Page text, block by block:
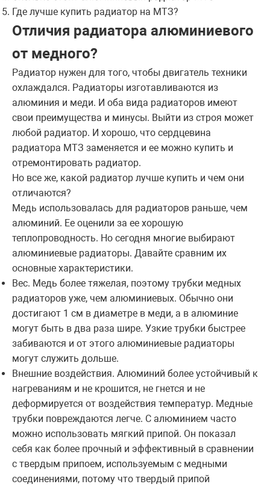
Где лучше купить радиатор на МТЗ?
Отличия радиатора алюминиевого
от медного?
Радиатор нужен для того, чтобы двигатель техники
охлаждался. Радиаторы изготавливаются из
алюминия и меди. И оба вида радиаторов имеют
свои преимущества и минусы. Выйти из строя может
любой радиатор. И хорошо, что сердцевина
радиатора МТЗ заменяется и ее можно купить и
отремонтировать радиатор.
Но все же, какой радиатор лучше купить и чем они
отличаются?
Медь использовалась для радиаторов раньше, чем
алюминий. Ее оценили за ее хорошую
теплопроводность. Но сегодня многие выбирают
алюминиевые радиаторы. Давайте сравним их
основные характеристики.
Вес. Медь более тяжелая, поэтому трубки медных
радиаторов уже, чем алюминиевых. Обычно они
достигают 1 см в диаметре в меди, а в алюминие
могут быть в два раза шире. Узкие трубки быстрее
забиваются и от этого алюминиевые радиаторы
могут служить дольше.
Внешние воздействия. Алюминий более устойчивый к
нагреваниям и не крошится, не гнется и не
деформируется от воздействия температур. Медные
трубки повреждаются легче. С алюминием часто
можно использовать мягкий припой. Он показал
себя как более прочный и эффективный в сравнении
с твердым припоем, используемым с медными
соединениями, потому что твердый припой